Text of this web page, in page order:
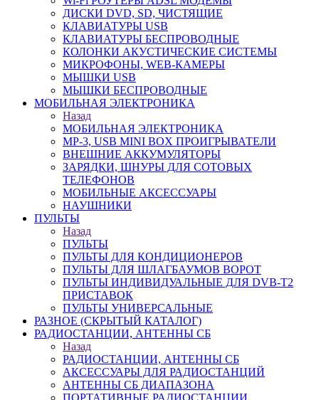
ДИСКИ DVD, SD, ЧИСТЯЩИЕ
КЛАВИАТУРЫ USB
КЛАВИАТУРЫ БЕСПРОВОДНЫЕ
КОЛОНКИ АКУСТИЧЕСКИЕ СИСТЕМЫ
МИКРОФОНЫ, WEB-КАМЕРЫ
МЫШКИ USB
МЫШКИ БЕСПРОВОДНЫЕ
МОБИЛЬНАЯ ЭЛЕКТРОНИКА
Назад
МОБИЛЬНАЯ ЭЛЕКТРОНИКА
MP-3, USB MINI BOX ПРОИГРЫВАТЕЛИ
ВНЕШНИЕ АККУМУЛЯТОРЫ
ЗАРЯДКИ, ШНУРЫ ДЛЯ СОТОВЫХ
ТЕЛЕФОНОВ
МОБИЛЬНЫЕ АКСЕССУАРЫ
НАУШНИКИ
ПУЛЬТЫ
Назад
ПУЛЬТЫ
ПУЛЬТЫ ДЛЯ КОНДИЦИОНЕРОВ
ПУЛЬТЫ ДЛЯ ШЛАГБАУМОВ ВОРОТ
ПУЛЬТЫ ИНДИВИДУАЛЬНЫЕ ДЛЯ DVB-T2
ПРИСТАВОК
ПУЛЬТЫ УНИВЕРСАЛЬНЫЕ
РАЗНОЕ (СКРЫТЫЙ КАТАЛОГ)
РАДИОСТАНЦИИ, АНТЕННЫ CБ
Назад
РАДИОСТАНЦИИ, АНТЕННЫ CБ
АКСЕССУАРЫ ДЛЯ РАДИОСТАНЦИЙ
АНТЕННЫ CБ ДИАПАЗОНА
ПОРТАТИВНЫЕ РАДИОСТАНЦИИ